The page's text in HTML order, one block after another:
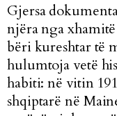
Gjersa
njëra nga
bëri kureshtar të
hulumtoja vetë
habiti: në vitin
shqiptarë në